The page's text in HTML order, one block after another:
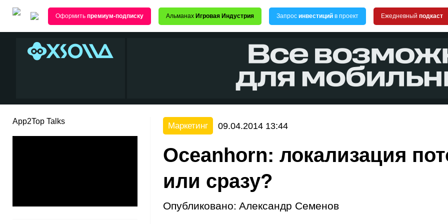
Оформить премиум-подписку Альманах Игровая Индустрия Запрос инвестиций в проект Ежедневный подкаст
App2Top Talks Маркетинг 09.04.2014 13:44
Oceanhorn: локализация
или сразу?
Опубликовано: Александр Семенов